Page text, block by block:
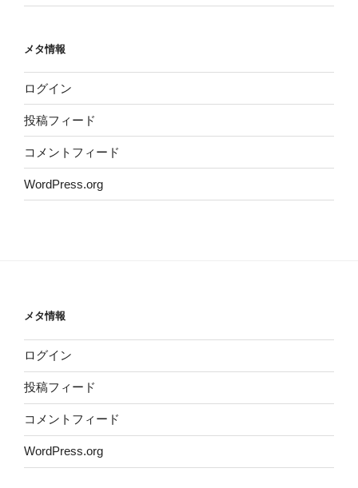
メタ情報
ログイン
投稿フィード
コメントフィード
WordPress.org
メタ情報
ログイン
投稿フィード
コメントフィード
WordPress.org